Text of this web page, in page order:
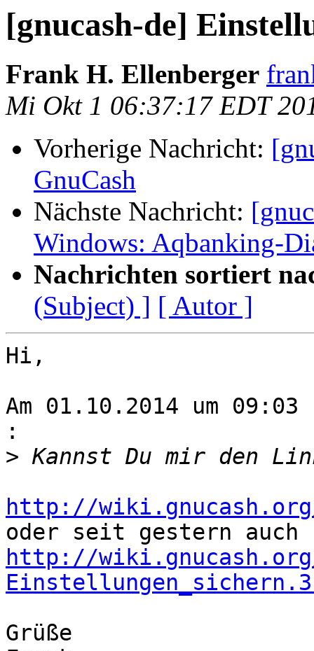
[gnucash-de]
Frank H. Ellenberger
Mi Okt 1 06:37:17 EDT
Vorherige Nachricht:
GnuCash
Nächste Nachricht:
Windows: Aqbanking-
Nachrichten sortiert
(Subject) ] [ Autor ]
Hi,
Am 01.10.2014 um
:
>
http://wiki.gnucash.org/
http://wiki.gnucash.org/
Grüße